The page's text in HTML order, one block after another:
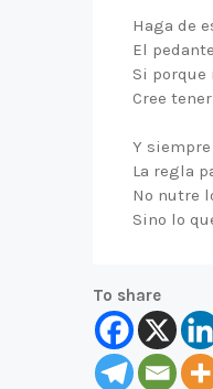
Haga de
El
Si porque
Cree
Y
La regla
No nutre
Sino lo
To share